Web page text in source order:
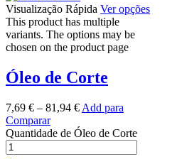
Visualização Rápida Ver opções
This product has multiple
variants. The options may be
chosen on the product page
Óleo de Corte
7,69 € – 81,94 € Add para
Comparar
Quantidade de Óleo de Corte